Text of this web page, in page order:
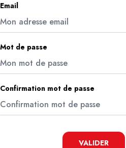
Email
Mot de passe
Confirmation mot de passe
VALIDER